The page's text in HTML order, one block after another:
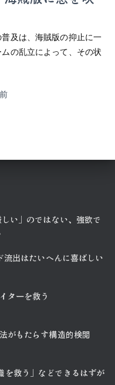
及は、海賊版の抑止に一
の乱立によって、その状
前
い」のではない、強欲で
出はたいへんに喜ばしい
ターを救う
もたらす構造的検閲
を救う」などできるはずが